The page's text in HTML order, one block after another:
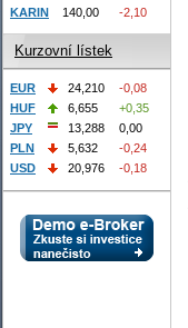
KARIN
140,00 -2,10
Kurzovní lístek
EUR 24,210
-0,08
HUF
6,655
+0,35
JPY
13,288
0,00
PLN
5,632
-0,24
USD
20,976 -0,18